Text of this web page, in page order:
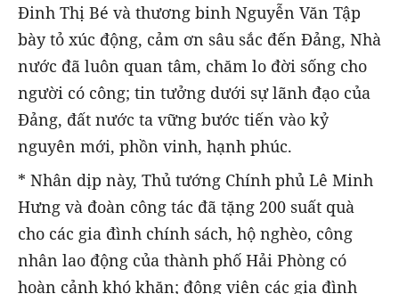
Đinh Thị Bé và thương binh Nguyễn Văn Tập
bày tỏ xúc động, cảm ơn sâu sắc đến Đảng, Nhà
nước đã luôn quan tâm, chăm lo đời sống cho
người có công; tin tưởng dưới sự lãnh đạo của
Đảng, đất nước ta vững bước tiến vào kỷ
nguyên mới, phồn vinh, hạnh phúc.
* Nhân dịp này, Thủ tướng Chính phủ Lê Minh
Hưng và đoàn công tác đã tặng 200 suất quà
cho các gia đình chính sách, hộ nghèo, công
nhân lao động của thành phố Hải Phòng có
hoàn cảnh khó khăn; động viên các gia đình